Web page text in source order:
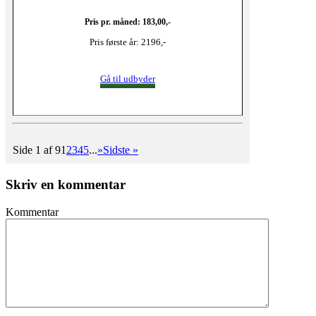
Pris pr. måned: 183,00,-
Pris første år: 2196,-
Gå til udbyder
Side 1 af 91 2345...»Sidste »
Skriv en kommentar
Kommentar